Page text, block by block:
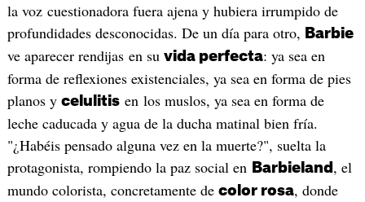
la voz cuestionadora fuera ajena y hubiera irrumpido de
profundidades desconocidas. De un día para otro, Barbie
ve aparecer rendijas en su vida perfecta: ya sea en
forma de reflexiones existenciales, ya sea en forma de pies
planos y celulitisen los muslos, ya sea en forma de
leche caducada y agua de la ducha matinal bien fría.
"¿Habéis pensado alguna vez en la muerte?", suelta la
protagonista, rompiendo la paz social en Barbieland , el
mundo colorista, concretamente de color rosa, donde